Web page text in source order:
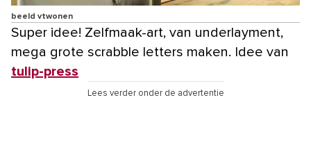
beeld vtwonen
Super idee! Zelfmaak-art, van underlayment,
mega grote scrabble letters maken. Idee van
tulip-press
Lees verder onder de advertentie